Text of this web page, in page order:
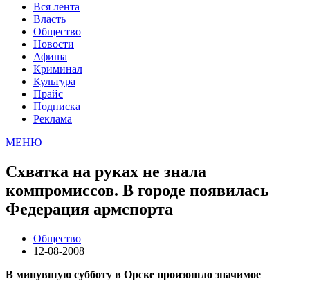
Вся лента
Власть
Общество
Новости
Афиша
Криминал
Культура
Прайс
Подписка
Реклама
МЕНЮ
Схватка на руках не знала
компромиссов. В городе появилась
Федерация армспорта
Общество
12-08-2008
В минувшую субботу в Орске произошло значимое